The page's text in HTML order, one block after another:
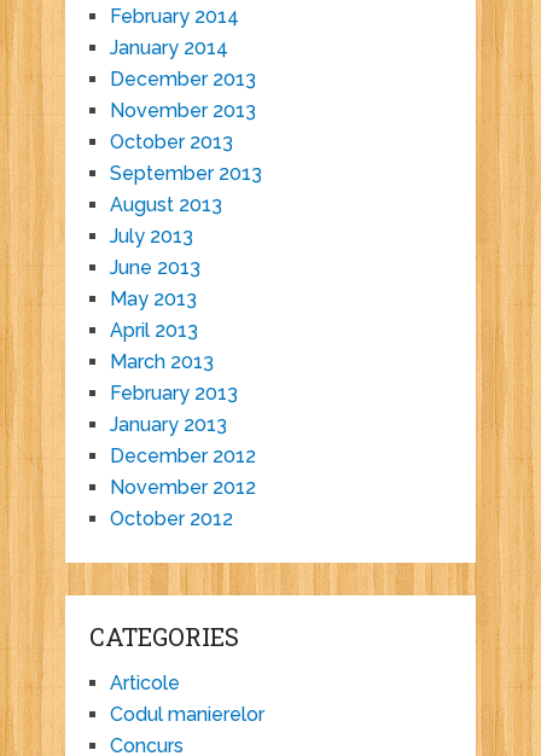
February 2014
January 2014
December 2013
November 2013
October 2013
September 2013
August 2013
July 2013
June 2013
May 2013
April 2013
March 2013
February 2013
January 2013
December 2012
November 2012
October 2012
CATEGORIES
Articole
Codul manierelor
Concurs